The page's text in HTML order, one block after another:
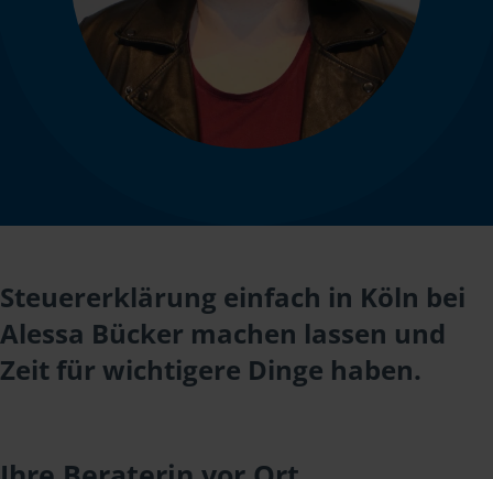
Steuererklärung einfach in Köln bei
Alessa Bücker machen lassen und
Zeit für wichtigere Dinge haben.